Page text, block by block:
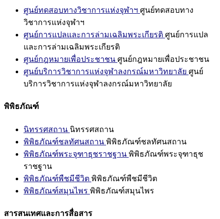
ศูนย์ทดสอบทางวิชาการแห่งจุฬาฯ ศูนย์ทดสอบทาง
วิชาการแห่งจุฬาฯ
ศูนย์การแปลและการล่ามเฉลิมพระเกียรติ ศูนย์การแปล
และการล่ามเฉลิมพระเกียรติ
ศูนย์กฎหมายเพื่อประชาชน ศูนย์กฎหมายเพื่อประชาชน
ศูนย์บริการวิชาการแห่งจุฬาลงกรณ์มหาวิทยาลัย ศูนย์
บริการวิชาการแห่งจุฬาลงกรณ์มหาวิทยาลัย
พิพิธภัณฑ์
นิทรรศสถาน นิทรรศสถาน
พิพิธภัณฑ์ชลทัศนสถาน พิพิธภัณฑ์ชลทัศนสถาน
พิพิธภัณฑ์พระจุฑาธุชราชฐาน พิพิธภัณฑ์พระจุฑาธุช
ราชฐาน
พิพิธภัณฑ์พืชมีชีวิต พิพิธภัณฑ์พืชมีชีวิต
พิพิธภัณฑ์สมุนไพร พิพิธภัณฑ์สมุนไพร
สารสนเทศและการสื่อสาร